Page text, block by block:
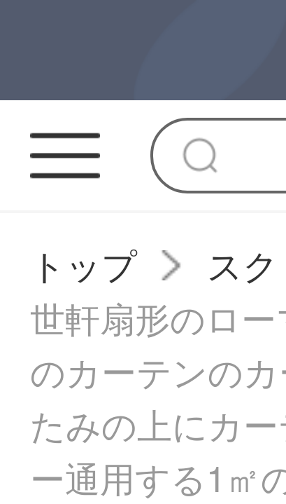
トップ
ス
世軒扇形のロ
のカーテンの
たみの上にカ
ー通用する1㎡